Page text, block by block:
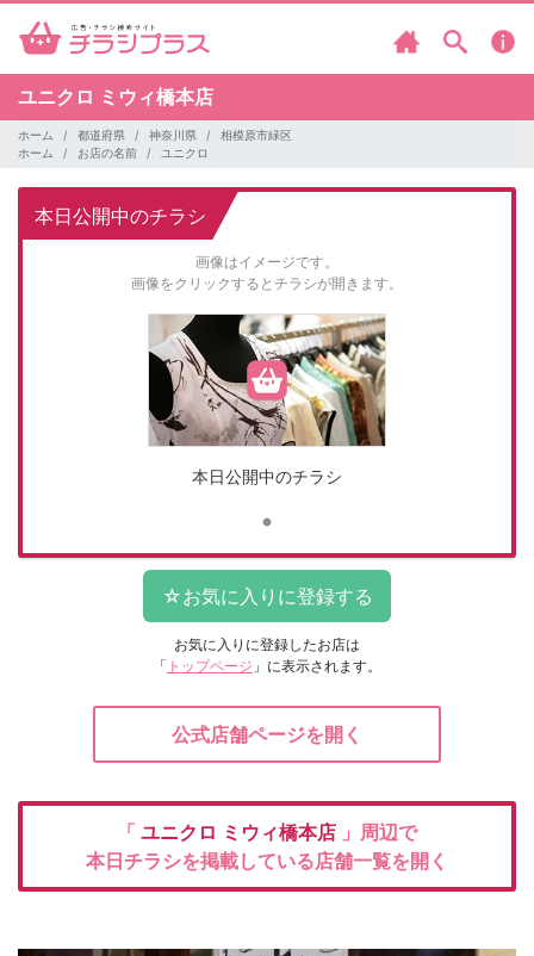
ユニクロ ミウィ橋本店
ホーム 都道府県 神奈川県
相模原市緑区
ホーム
お店の名前 ユニクロ
本日公開中のチラシ
画像はイメージです。
画像をクリックするとチラシが開きます。
本日公開中のチラシ
お気に入りに登録したお店は
「 トップページ 」に表示されます。
公式店舗ページを開く
「 ユニクロ ミウィ橋本店 」周辺で
本日チラシを掲載している店舗一覧を開く